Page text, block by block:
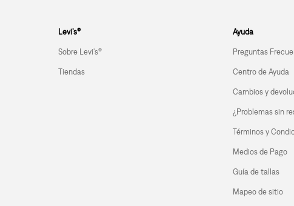
Levi’s®
Sobre Levi's®
Tiendas
Ayuda
Preguntas
Centro de Ayuda
Cambios y
¿Problemas sin
Términos y
Medios de Pago
Guía de tallas
Mapeo de sitio